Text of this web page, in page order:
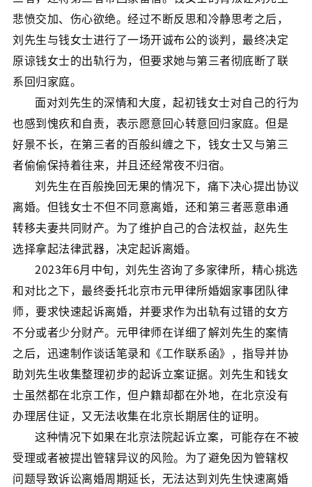
悲愤交加、伤心欲绝。经过不断反思和冷静思考之后，
刘先生与钱女士进行了一场开诚布公的谈判，最终决定
原谅钱女士的出轨行为，但要求她与第三者彻底断了联
系回归家庭。
面对刘先生的深情和大度，起初钱女士对自己的行为
也感到愧疚和自责，表示愿意回心转意回归家庭。但是
好景不长，在第三者的百般纠缠之下，钱女士又与第三
者偷偷保持着往来，并且还经常夜不归宿。
刘先生在百般挽回无果的情况下，痛下决心提出协议
离婚。但钱女士不但不同意离婚，还和第三者恶意串通
转移夫妻共同财产。为了维护自己的合法权益，赵先生
选择拿起法律武器，决定起诉离婚。
2023年6月中旬，刘先生咨询了多家律所，精心挑选
和对比之下，最终委托北京市元甲律所婚姻家事团队律
师，要求快速起诉离婚，并要求作为出轨有过错的女方
不分或者少分财产。元甲律师在详细了解刘先生的案情
之后，迅速制作谈话笔录和《工作联系函》，指导并协
助刘先生收集整理初步的起诉立案证据。刘先生和钱女
士虽然都在北京工作，但户籍却都在外地，在北京没有
办理居住证，又无法收集在北京长期居住的证明。
这种情况下如果在北京法院起诉立案，可能存在不被
受理或者被提出管辖异议的风险。为了避免因为管辖权
问题导致诉讼离婚周期延长，无法达到刘先生快速离婚